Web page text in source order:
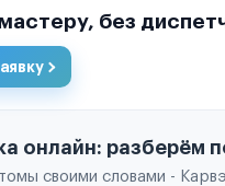
без
онлайн: разберём
своими словами -